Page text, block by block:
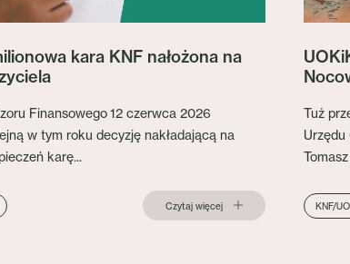
kara KNF nałożona na
Finansowego 12 czerwca 2026
w tym roku decyzję nakładającą na
karę...
Czytaj więcej
Tuż
KNF/